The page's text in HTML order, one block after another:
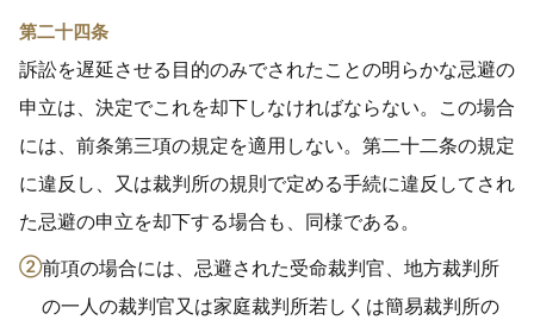
第二十四条
訴訟を遅延させる目的のみでされたことの明らかな忌避の
申立は、決定でこれを却下しなければならない。この場合
には、前条第三項の規定を適用しない。第二十二条の規定
に違反し、又は裁判所の規則で定める手続に違反してされ
た忌避の申立を却下する場合も、同様である。
②前項の場合には、忌避された受命裁判官、地方裁判所
の一人の裁判官又は家庭裁判所若しくは簡易裁判所の